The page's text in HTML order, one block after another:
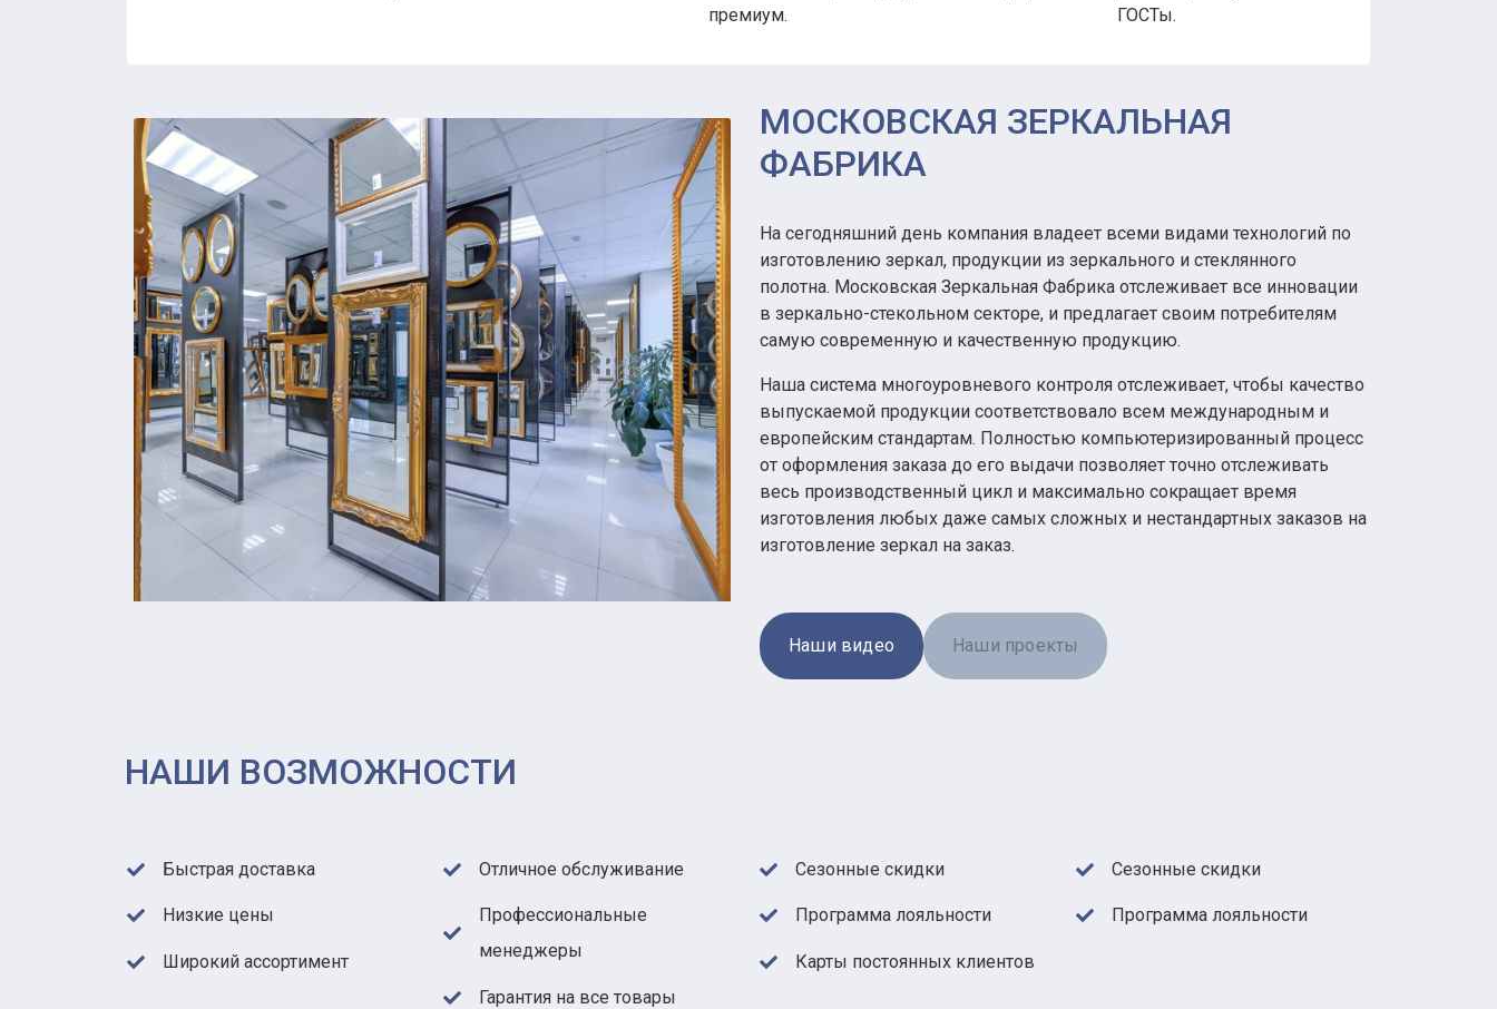
премиум.
ГОСТы.
МОСКОВСКАЯ ЗЕРКАЛЬНАЯ
ФАБРИКА
На сегодняшний день компания владеет всеми видами технологий по
изготовлению зеркал, продукции из зеркального и стеклянного
полотна. Московская Зеркальная Фабрика отслеживает все инновации
в зеркально-стекольном секторе, и предлагает своим потребителям
самую современную и качественную продукцию.
Наша система многоуровневого контроля отслеживает, чтобы качество
выпускаемой продукции соответствовало всем международным и
европейским стандартам. Полностью компьютеризированный процесс
от оформления заказа до его выдачи позволяет точно отслеживать
весь производственный цикл и максимально сокращает время
изготовления любых даже самых сложных и нестандартных заказов на
изготовление зеркал на заказ.
Наши видео Наши проекты
НАШИ ВОЗМОЖНОСТИ
Быстрая доставка
Низкие цены
Широкий ассортимент
Отличное обслуживание
Профессиональные
менеджеры
Гарантия на все товары
Сезонные скидки
Программа лояльности
Карты постоянных клиентов
Сезонные скидки
Программа лояльности